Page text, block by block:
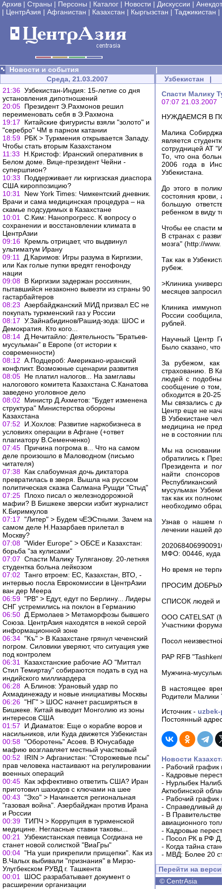
Архив | Страны | Персоны | Каталог | Новости | Дискуссии |
| ЦентрАзия | Афганистан | Казахстан | Кыргызстан | Таджикистан |
Новости и события
|
Среда, 21.03.2007
21:36 Узбекистан-Индия: 15-летие со дня
установления дипотношений
20:05 Президент Э.Рахмонов решил
переименовать себя в Э.Рахмона
19:17
Китайские фигуристы взяли "золото" и
"серебро" ЧМ в парном катании
18:59 РБК > Туркмения открывается Западу.
Чтобы стать вторым Казахстаном
11:33
Н.Кристоф: Иранский оперативник в
Белом доме. Вице-президент Чейни -
супершпион?
10:33
Поддерживает ли киргизская диаспора
США кироппозицию?
10:31
New York Times: Чимкентский дневник.
Врачи и сама медицинская процедура – на
скамье подсудимых в Казахстане
10:01
С.Ким: Нанопрогресс. К вопросу о
сохранении и восстановлении климата в
ЦентрАзии
09:16 Кремль отрицает, что выдвинул
ультиматум Ирану
09:11
Д.Каримов: Игры разума в Киргизии,
или Как голые пупки вредят генофонду
нации
09:08 В Киргизии задержан россиянин,
пытавшийся незаконно вывезти из страны 90
гастарбайтеров
08:23 Азербайджанский МИД призвал ЕС не
покупать туркменский газ у России
08:17 У.Зайнабидинов/Рашид-зода: ШОС и
Демократия. Кто кого...
08:14 Д.Нечитайло: Деятельность "Братьев-
мусульман" в Европе (от истории к
современности)
08:12 А.Подцероб: Американо-иранский
конфликт. Возможные сценарии развития
08:05 Не платил налогов... На замглавы
налогового комитета Казахстана С.Канатова
заведено уголовное дело
08:02
Министр Д.Ахметов: "Будет изменена
структура" Министерства обороны
Казахстана
07:52
И.Хохлов: Развитие наркобизнеса в
условиях операции в Афгане (+ответ
плагиатору В.Семенченко)
07:45 Причина погрома в... Что на самом
деле произошло в Маловодном (письмо
читателя)
07:38 Как слабоумная дочь диктатора
превратилась в зверя. Вышла на русском
политическая сказка Салмана Рушди "Стыд"
07:25 Плохо писал о железнодорожной
мафии? В Бишкеке зверски избит журналист
К.Биримкулов
07:17 "Литер" > Будем чЕЭСтными. Зачем на
самом деле Н.Назарбаев прилетал в
Москву?
07:08 "Wider Europe" > ОБСЕ и Казахстан:
борьба "за кулисами"
07:07 Спасти Малику Туляганову. 20-летняя
студентка больна лейкозом
07:02 Танго втроем: ЕС, Казахстан, ВТО, -
интервью посла Еврокомиссии в ЦентрАзии
ван дер Меера
06:59 "РВ" > Едут, едут по Берлину... Лидеры
СНГ устремились на поклон в Германию
06:50 Д.Ермолаев > Метаморфозы бывшего
Союза. ЦентрАзия находятся в некой серой
информационной зоне
06:34 "Къ" > В Казахстане грянул чеченский
погром. Силовики уверяют, что ситуация уже
под контролем
06:31
Казахстанские рабочие АО "Миттал
Стил Темиртау" собираются подать в суд на
индийского миллиардера
06:28 А.Блинов: Урановый удар по
Ахмадинежаду и новые инициативы Москвы
06:26 "НГ" > ШОС начнет расширяться в
Бишкеке. Китай выводит Монголию из зоны
интересов США
01:57
И.Диаматов: Еще о корабле воров и
насильников, или Куда движется Узбекистан
00:58 "Оборотень" Асоев. В Юнусабаде
мафию возглавляет местный участковый
00:52
IRIN > Афганистан: "Сторожевые псы"
прав человека настаивают на регулировании
военных операций
00:45 Как эффективно ответить США? Иран
приготовил шахидов с ключами на шее
00:43 "Эхо" > Начинается региональная
"газовая война". Азербайджан против Ирана
и России
00:39 ТИПЧ > Коррупция в туркменской
медицине. Негласные ставки таковы...
00:21
Узбекистанская певица Согдиана не
станет новой солисткой "ВиаГры"
00:04 "На уши прикрепили прищепки". Как из
В.Чалых выбивали "признания" в Мирзо-
Улугбекском РУВД г. Ташкента
00:01
ШОС разрабатывает документ о
расширении организации
Узбекистан |
Спасти Малику
07:07 21.03.2007
НУЖДАЕМСЯ В
Малика
является
сотрудницей АТ
То, что она
2006 года в
Узбекистана.
До этого в
состояния
большую
ребенком в виду
Чтобы ее спасти
В странах с
мозга" (http://
Так как в
рубеж.
>Клиника
месяцев
Клиника
России
рублей.
Научный Центр
Было сказано,
За рубежом,
страхованию. В
людей с
сообщение о том,
обходится в 20-
Мы связались с
Центр еще не
В Узбекистане
медицина не
не в состоянии
Мы на основании
обратились к
Президента и
найти
мусульман
так как их
необходимо
Узнав о нашем
лечении нашей
МФО: 00446, куда
Но время не
ПРОСИМ
СПИСОК людей и
ООО CATELSAT
Участники
Посол
PAP RFB
Мужчина-
В настоящее
Родители Малики
Источник -
Постоянный
Новости
- Рабочий график
- Кадровые
- Нурлыбек
Актюбинской
- Рабочий график
- Справедливый
- В
авиационного
- Кадровые
- Посол РК в РФ
- Когда тайна
- МВД: Более 20
Перейти на
© CentrAsia